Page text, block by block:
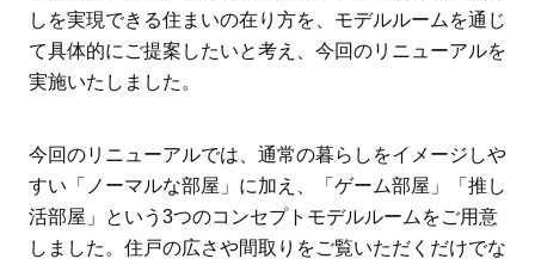
しを実現できる住まいの在り方を、モデルルームを通じ
て具体的にご提案したいと考え、今回のリニューアルを
実施いたしました。
今回のリニューアルでは、通常の暮らしをイメージしや
すい「ノーマルな部屋」に加え、「ゲーム部屋」「推し
活部屋」という3つのコンセプトモデルルームをご用意
しました。住戸の広さや間取りをご覧いただくだけでな